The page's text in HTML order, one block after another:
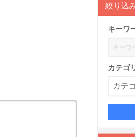
絞り込
キーワ
カテゴ